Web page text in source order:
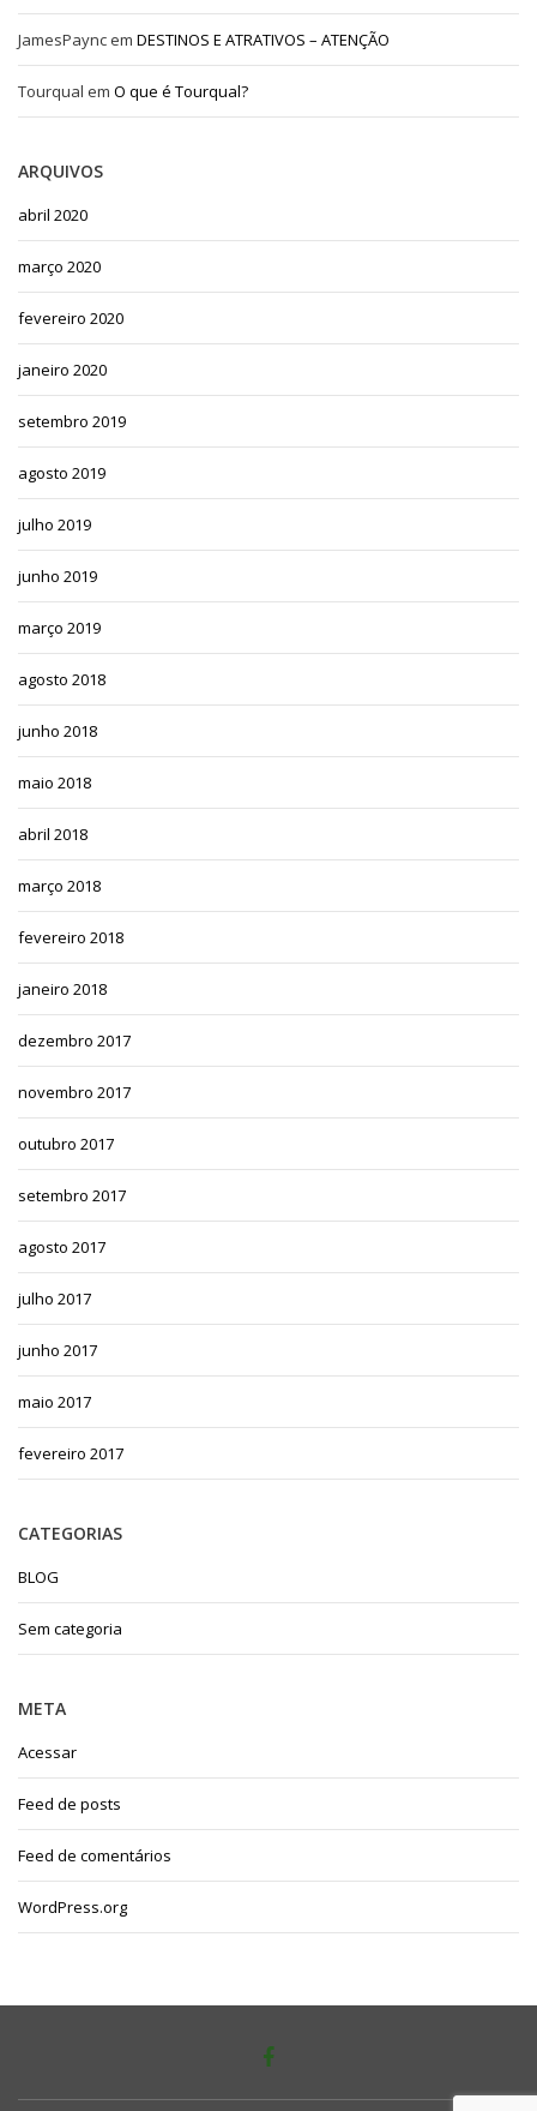
JamesPaync em DESTINOS E ATRATIVOS – ATENÇÃO
Tourqual em O que é Tourqual?
ARQUIVOS
abril 2020
março 2020
fevereiro 2020
janeiro 2020
setembro 2019
agosto 2019
julho 2019
junho 2019
março 2019
agosto 2018
junho 2018
maio 2018
abril 2018
março 2018
fevereiro 2018
janeiro 2018
dezembro 2017
novembro 2017
outubro 2017
setembro 2017
agosto 2017
julho 2017
junho 2017
maio 2017
fevereiro 2017
CATEGORIAS
BLOG
Sem categoria
META
Acessar
Feed de posts
Feed de comentários
WordPress.org